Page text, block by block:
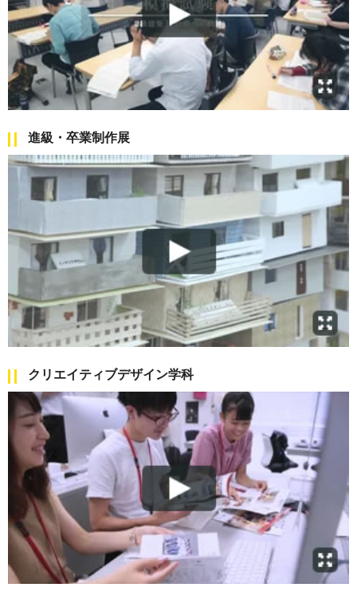
進級・卒業制作展
クリエイティブデザイン学科